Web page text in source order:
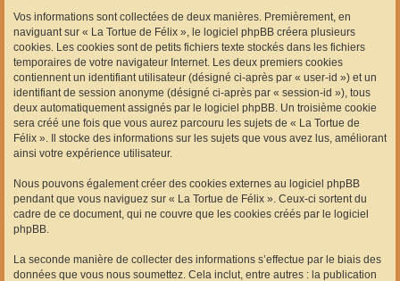
Vos informations sont collectées de deux manières. Premièrement, en
naviguant sur « La Tortue de Félix », le logiciel phpBB créera plusieurs
cookies. Les cookies sont de petits fichiers texte stockés dans les fichiers
temporaires de votre navigateur Internet. Les deux premiers cookies
contiennent un identifiant utilisateur (désigné ci-après par « user-id ») et un
identifiant de session anonyme (désigné ci-après par « session-id »), tous
deux automatiquement assignés par le logiciel phpBB. Un troisième cookie
sera créé une fois que vous aurez parcouru les sujets de « La Tortue de
Félix ». Il stocke des informations sur les sujets que vous avez lus, améliorant
ainsi votre expérience utilisateur.
Nous pouvons également créer des cookies externes au logiciel phpBB
pendant que vous naviguez sur « La Tortue de Félix ». Ceux-ci sortent du
cadre de ce document, qui ne couvre que les cookies créés par le logiciel
phpBB.
La seconde manière de collecter des informations s’effectue par le biais des
données que vous nous soumettez. Cela inclut, entre autres : la publication